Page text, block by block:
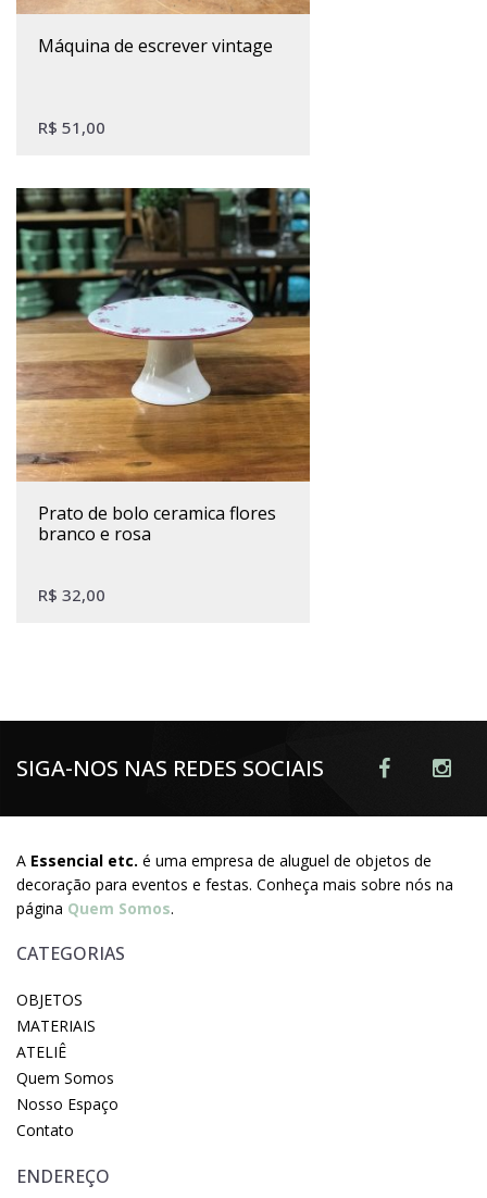
máquina de escrever vintage
R$ 51,00
prato de bolo ceramica flores
branco e rosa
R$ 32,00
SIGA-NOS NAS REDES SOCIAIS
A Essencial etc. é uma empresa de aluguel de objetos de
decoração para eventos e festas. Conheça mais sobre nós na
página Quem Somos.
CATEGORIAS
OBJETOS
MATERIAIS
ATELIÊ
Quem Somos
Nosso Espaço
Contato
ENDEREÇO